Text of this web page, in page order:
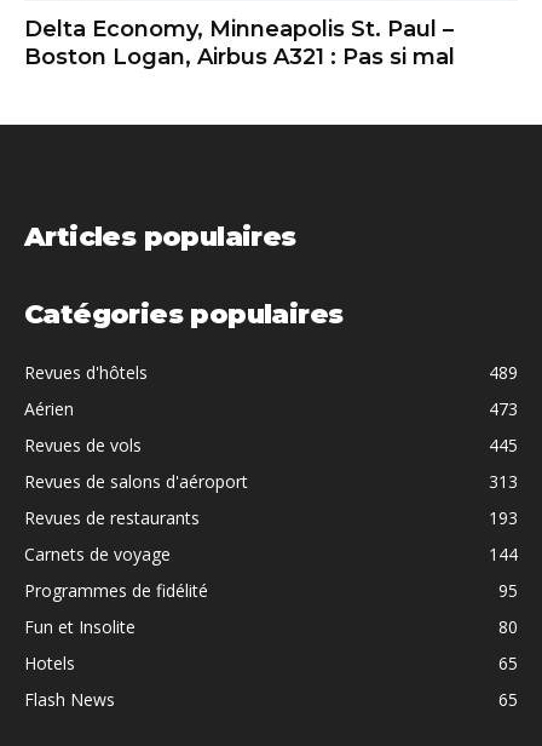
Delta Economy, Minneapolis St. Paul –
Boston Logan, Airbus A321 : Pas si mal
Articles populaires
Catégories populaires
Revues d'hôtels
489
Aérien
473
Revues de vols
445
Revues de salons d'aéroport
313
Revues de restaurants
193
Carnets de voyage
144
Programmes de fidélité
95
Fun et Insolite
80
Hotels
65
Flash News
65